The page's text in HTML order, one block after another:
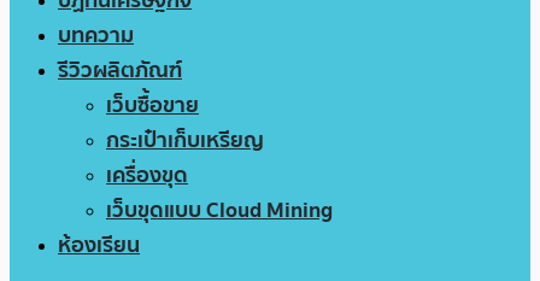
บทความ
รีวิวผลิตภัณฑ์
เว็บซื้อขาย
กระเป๋าเก็บเหรียญ
เครื่องขุด
เว็บขุดแบบ Cloud Mining
ห้องเรียน